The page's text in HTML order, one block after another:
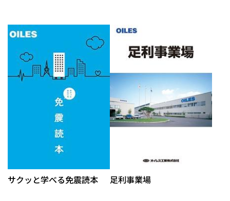
オイレスとは
製品
イノベーション
サステナビリティ
採用
サクッと学べる免震読本 足利事業場